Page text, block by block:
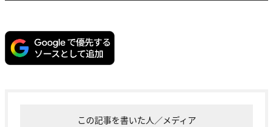
この記事を書いた人／メディア